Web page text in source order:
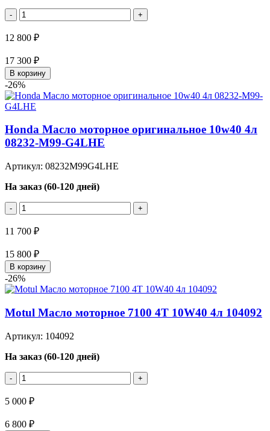
- +
12 800 ₽
17 300 ₽
В корзину
-26%
Honda Масло моторное оригинальное 10w40 4л
08232-M99-G4LHE
Артикул: 08232M99G4LHE
На заказ (60-120 дней)
- +
11 700 ₽
15 800 ₽
В корзину
-26%
Motul Масло моторное 7100 4T 10W40 4л 104092
Артикул: 104092
На заказ (60-120 дней)
- +
5 000 ₽
6 800 ₽